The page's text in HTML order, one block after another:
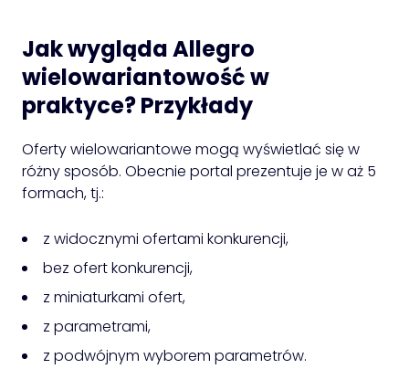
Jak wygląda Allegro
wielowariantowość w
praktyce? Przykłady
Oferty wielowariantowe mogą wyświetlać się w
różny sposób. Obecnie portal prezentuje je w aż 5
formach, tj.:
z widocznymi ofertami konkurencji,
bez ofert konkurencji,
z miniaturkami ofert,
z parametrami,
z podwójnym wyborem parametrów.